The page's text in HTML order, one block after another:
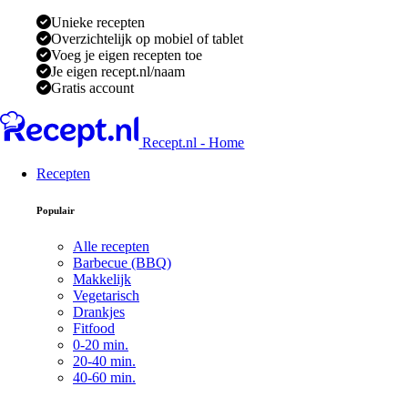
Unieke recepten
Overzichtelijk op mobiel of tablet
Voeg je eigen recepten toe
Je eigen recept.nl/naam
Gratis account
Recept.nl - Home
Recepten
Populair
Alle recepten
Barbecue (BBQ)
Makkelijk
Vegetarisch
Drankjes
Fitfood
0-20 min.
20-40 min.
40-60 min.